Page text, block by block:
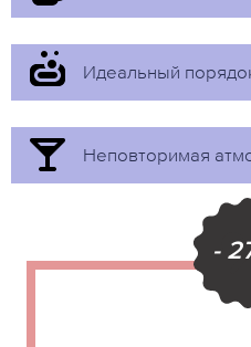
Идеальный
Неповторимая
-